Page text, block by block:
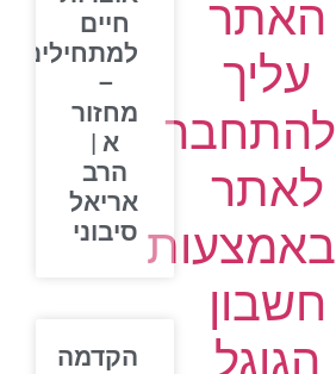
האתר
עליך
להתחבר
לאתר
באמצעות
חשבון
הגוגל
חיים
למתחילים
מחזור
א |
הרב
אריאל
סיבוני
הקדמה